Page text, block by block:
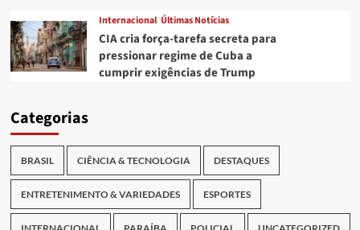
Internacional Últimas Notícias
CIA cria força-tarefa secreta para
pressionar regime de Cuba a
cumprir exigências de Trump
Categorias
BRASIL CIÊNCIA & TECNOLOGIA DESTAQUES
ENTRETENIMENTO & VARIEDADES ESPORTES